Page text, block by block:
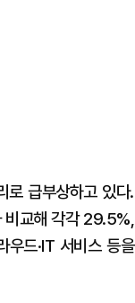
급부상하고 있다.
교해 각각 29.5%,
드·IT 서비스 등을